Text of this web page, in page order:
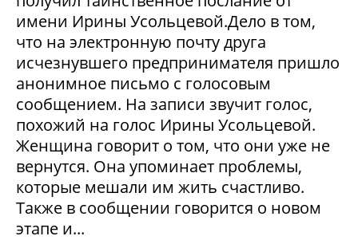
имени Ирины Усольцевой.Дело в том,
что на электронную почту друга
исчезнувшего предпринимателя пришло
анонимное письмо с голосовым
сообщением. На записи звучит голос,
похожий на голос Ирины Усольцевой.
Женщина говорит о том, что они уже не
вернутся. Она упоминает проблемы,
которые мешали им жить счастливо.
Также в сообщении говорится о новом
этапе и...